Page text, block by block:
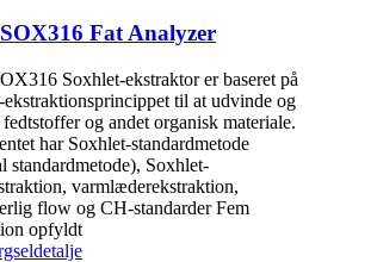
Fat Analyzer
Soxhlet-ekstraktor er baseret på
ekstraktionsprincippet til at udvinde og
og andet organisk materiale.
har Soxhlet-standardmetode
standardmetode), Soxhlet-
varmlæderekstraktion,
flow og CH-standarder Fem
opfyldt
detalje